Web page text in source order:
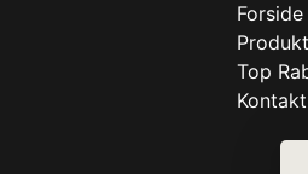
Forside
Top
Kontakt